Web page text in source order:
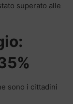
superato alle
sono i cittadini